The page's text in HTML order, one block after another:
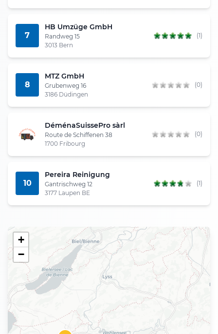
7
HB Umzüge GmbH
Randweg 15
3013 Bern
(1)
8
MTZ GmbH
Grubenweg 16
3186 Düdingen
(0)
DéménaSuissePro sàrl
Route de Schiffenen 38
1700 Fribourg
(0)
10
Pereira Reinigung
Gantrischweg 12
3177 Laupen BE
(1)
+
−